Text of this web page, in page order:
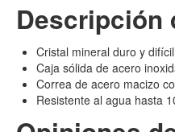
Descripción
Cristal mineral duro y
Caja sólida de acero
Correa de acero macizo
Resistente al agua hasta